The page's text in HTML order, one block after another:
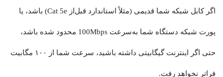
اگر کابل شبکه شما قدیمی (مثلاً استاندارد قبل‌از Cat 5e) باشد، یا
پورت شبکه دستگاه شما به‌سرعت 100Mbps محدود شده باشد،
حتی اگر اینترنت گیگابیتی داشته باشید، سرعت شما از ۱۰۰ مگابیت
فراتر نخواهد رفت.